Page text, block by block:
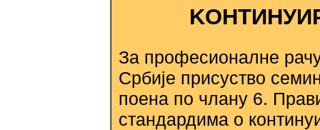
За професионалне
Србије присуство
поена по члану 6.
стандардима о